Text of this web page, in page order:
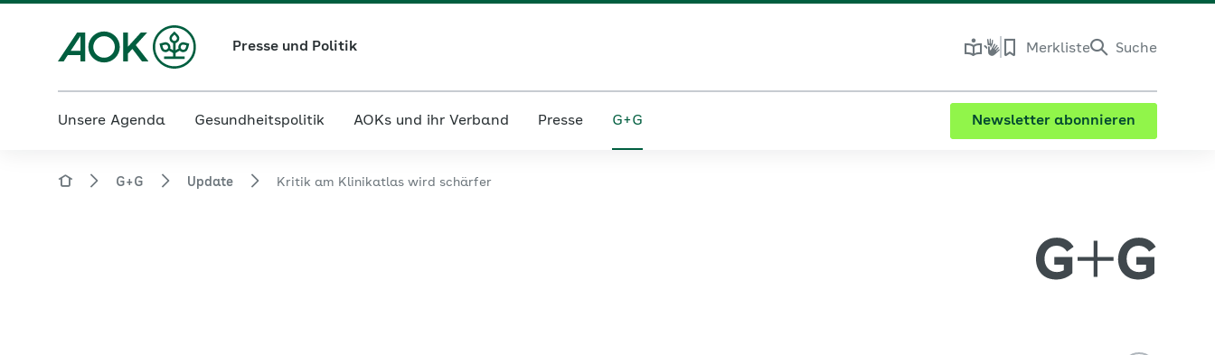
Presse und Politik Merkliste Suche
Unsere Agenda Gesundheitspolitik AOKs und ihr Verband Presse G+G Newsletter abonnieren
G+G Update Kritik am Klinikatlas wird schärfer